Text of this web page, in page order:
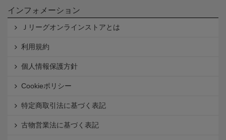
インフォメーション
Ｊリーグオンラインストアとは
利用規約
個人情報保護方針
Cookieポリシー
特定商取引法に基づく表記
古物営業法に基づく表記